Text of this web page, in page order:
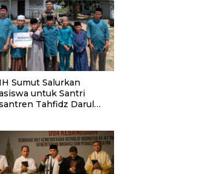
Sumut Salurkan
untuk Santri
Tahfidz Darul